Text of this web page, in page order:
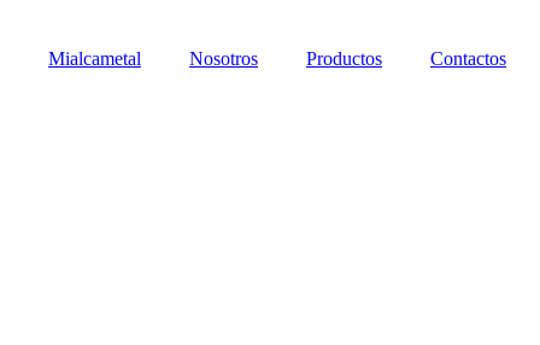
Mialcametal Nosotros Productos
Contactos